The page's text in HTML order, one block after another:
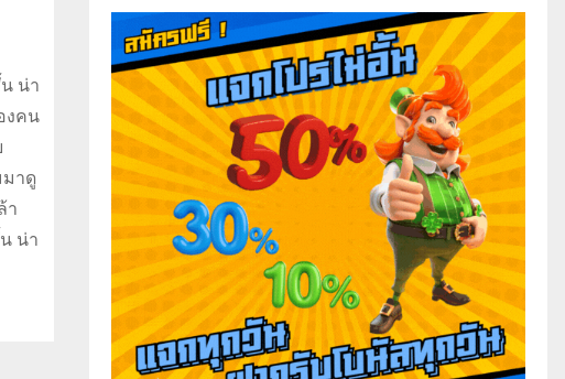
น่า
งคน
าดู
า
น่า